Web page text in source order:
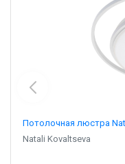
Потолочная люстра
Natali Kovaltseva